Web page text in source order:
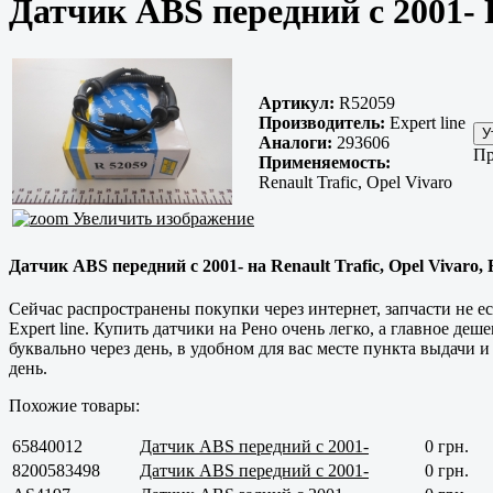
Датчик ABS передний с 2001-
Увеличить изображение
Артикул: R52059
Производитель: Expert line
Аналоги: 293606
Применяемость:
Renault Trafic, Opel Vivaro
Датчик ABS передний с 2001- на Renault Trafic, Opel Vivaro,
Сейчас распространены покупки через интернет, запчасти не
Expert line. Купить датчики на Рено очень легко, а главное
буквально через день, в удобном для вас месте пункта
день.
Похожие товары:
65840012 Датчик ABS передний с 2001-
0 грн.
8200583498
Датчик ABS передний с 2001-
0 грн.